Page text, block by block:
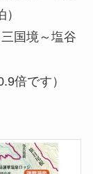
境～塩谷
倍です）